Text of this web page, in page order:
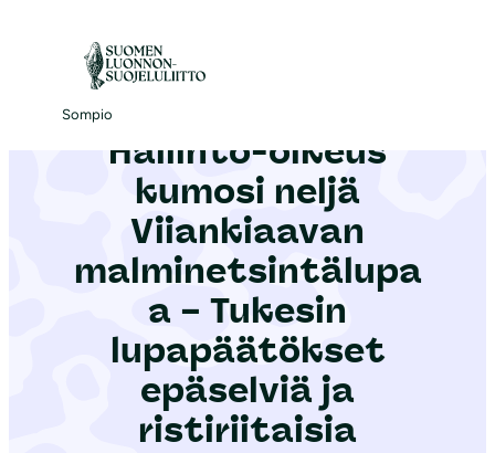
Sompio
Etusivu|Ajankohtaista
Hallinto-oikeus
kumosi neljä
Viiankiaavan
malminetsintälupa
a – Tukesin
lupapäätökset
epäselviä ja
ristiriitaisia